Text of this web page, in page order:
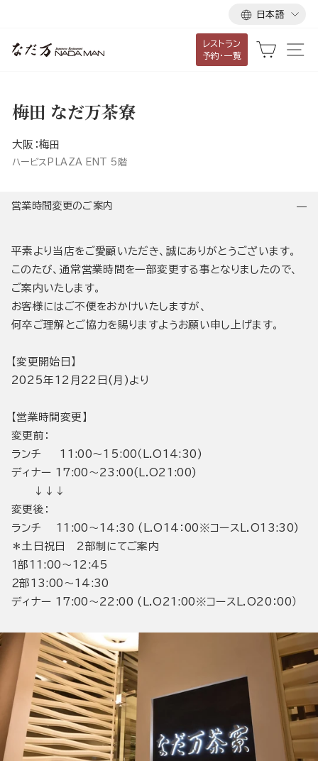
言
語
日本語
レストラン
予約・一覧
カート
梅田 なだ万茶寮
大阪：梅田
ハービスPLAZA ENT 5階
営業時間変更のご案内
平素より当店をご愛顧いただき、誠にありがとうございます。
このたび、通常営業時間を一部変更する事となりましたので、
ご案内いたします。
お客様にはご不便をおかけいたしますが、
何卒ご理解とご協力を賜りますようお願い申し上げます。
【変更開始日】
2025年12月22日(月)より
【営業時間変更】
変更前：
ランチ 11:00～15:00（L.O14:30)
ディナー 17:00～23:00(L.O21:00)
↓↓↓
変更後：
ランチ 11:00～14:30 (L.O14：00※コースL.O13:30)
＊土日祝日 2部制にてご案内
１部11:00～12:45
２部13:00～14:30
ディナー 17:00～22:00 (L.O21:00※コースL.O20：00）